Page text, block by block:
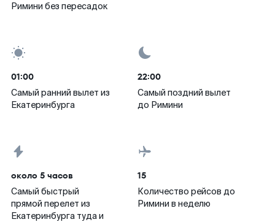
Римини без пересадок
01:00
Самый ранний вылет из
Екатеринбурга
22:00
Самый поздний вылет
до Римини
около 5 часов
Самый быстрый
прямой перелет из
Екатеринбурга туда и
15
Количество рейсов до
Римини в неделю